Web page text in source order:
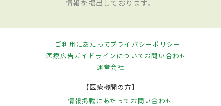
情報を掲出しております。
ご利用にあたってプライバシーポリシー
医療広告ガイドラインについてお問い合わせ
運営会社
【医療機関の方】
情報掲載にあたって お問い合わせ